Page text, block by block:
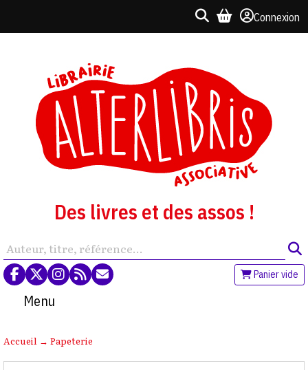
Connexion
Des livres et des assos !
Panier vide
Menu
Accueil → Papeterie